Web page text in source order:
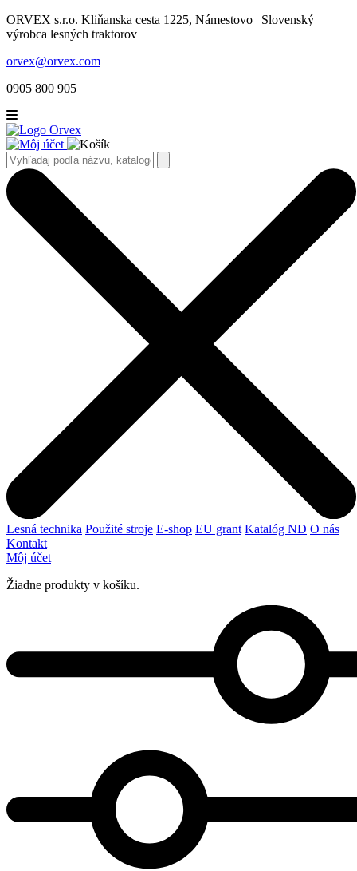
ORVEX s.r.o. Kliňanska cesta 1225, Námestovo | Slovenský
výrobca lesných traktorov
orvex@orvex.com
0905 800 905
Lesná technika Použité stroje E-shop EU grant Katalóg ND O nás
Kontakt
Môj účet
Žiadne produkty v košíku.